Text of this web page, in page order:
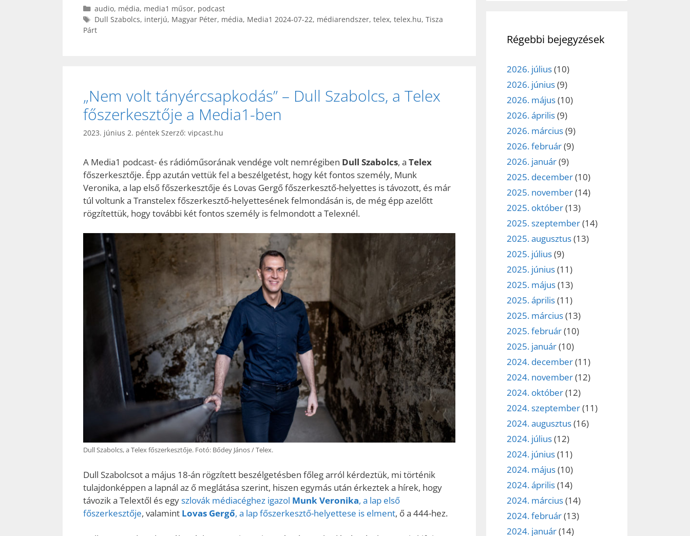
Kategória
audio, média, media1 műsor, podcast
Címkék
Dull Szabolcs, interjú, Magyar Péter, média, Media1 2024-07-22, médiarendszer, telex, telex.hu, Tisza
Párt
„Nem volt tányércsapkodás” – Dull Szabolcs, a Telex
főszerkesztője a Media1-ben
2023. június 2. péntek Szerző: vipcast.hu
A Media1 podcast- és rádióműsorának vendége volt nemrégiben Dull Szabolcs, a Telex
főszerkesztője. Épp azután vettük fel a beszélgetést, hogy két fontos személy, Munk
Veronika, a lap első főszerkesztője és Lovas Gergő főszerkesztő-helyettes is távozott, és már
túl voltunk a Transtelex főszerkesztő-helyettesének felmondásán is, de még épp azelőtt
rögzítettük, hogy további két fontos személy is felmondott a Telexnél.
Dull Szabolcs, a Telex főszerkesztője. Fotó: Bődey János / Telex.
Dull Szabolcsot a május 18-án rögzített beszélgetésben főleg arról kérdeztük, mi történik
tulajdonképpen a lapnál az ő meglátása szerint, hiszen egymás után érkeztek a hírek, hogy
távozik a Telextől és egyszlovák médiacéghez igazol Munk Veronika, a lap első
főszerkesztője, valamint Lovas Gergő, a lap főszerkesztő-helyettese is elment, ő a 444-hez.
Régebbi bejegyzések
2026. július(10)
2026. június(9)
2026. május(10)
2026. április(9)
2026. március(9)
2026. február(9)
2026. január(9)
2025. december(10)
2025. november(14)
2025. október(13)
2025. szeptember(14)
2025. augusztus(13)
2025. július(9)
2025. június(11)
2025. május(13)
2025. április(11)
2025. március(13)
2025. február(10)
2025. január(10)
2024. december(11)
2024. november(12)
2024. október(12)
2024. szeptember(11)
2024. augusztus(16)
2024. július(12)
2024. június(11)
2024. május(10)
2024. április(14)
2024. március(14)
2024. február(13)
2024. január(14)